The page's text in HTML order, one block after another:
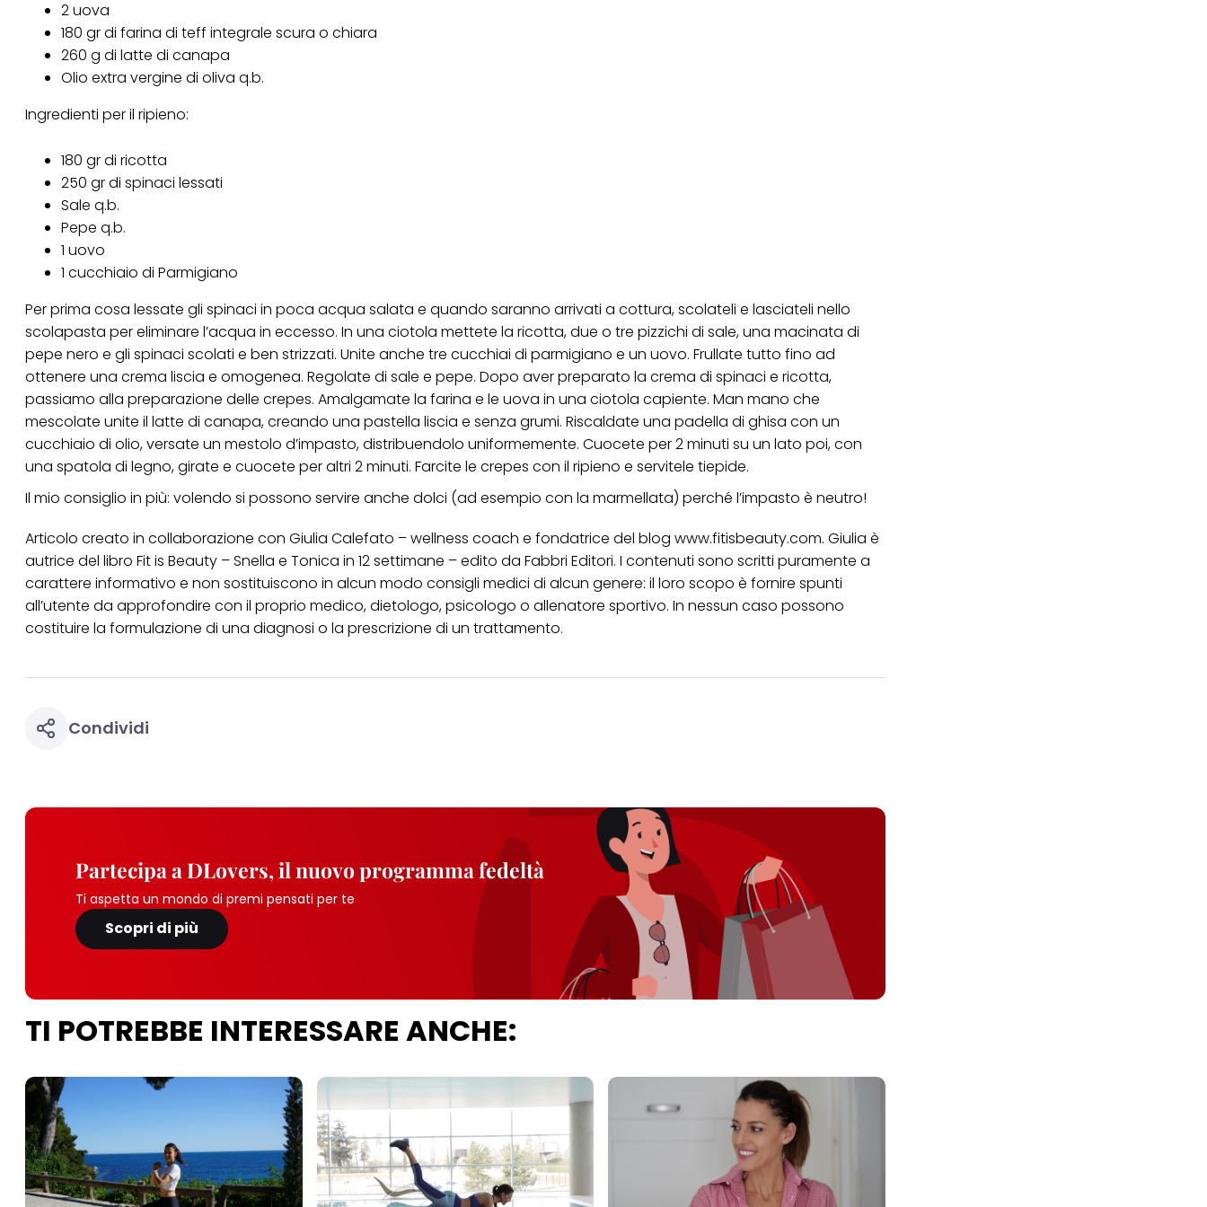
2 uova
180 gr di farina di teff integrale scura o chiara
260 g di latte di canapa
Olio extra vergine di oliva q.b.
Ingredienti per il ripieno:
180 gr di ricotta
250 gr di spinaci lessati
Sale q.b.
Pepe q.b.
1 uovo
1 cucchiaio di Parmigiano
Per prima cosa lessate gli spinaci in poca acqua salata e quando saranno arrivati a cottura, scolateli e lasciateli nello
scolapasta per eliminare l’acqua in eccesso. In una ciotola mettete la ricotta, due o tre pizzichi di sale, una macinata di
pepe nero e gli spinaci scolati e ben strizzati. Unite anche tre cucchiai di parmigiano e un uovo. Frullate tutto fino ad
ottenere una crema liscia e omogenea. Regolate di sale e pepe. Dopo aver preparato la crema di spinaci e ricotta,
passiamo alla preparazione delle crepes. Amalgamate la farina e le uova in una ciotola capiente. Man mano che
mescolate unite il latte di canapa, creando una pastella liscia e senza grumi. Riscaldate una padella di ghisa con un
cucchiaio di olio, versate un mestolo d’impasto, distribuendolo uniformemente. Cuocete per 2 minuti su un lato poi, con
una spatola di legno, girate e cuocete per altri 2 minuti. Farcite le crepes con il ripieno e servitele tiepide.
Il mio consiglio in più: volendo si possono servire anche dolci (ad esempio con la marmellata) perché l’impasto è neutro!
Articolo creato in collaborazione con Giulia Calefato – wellness coach e fondatrice del blog www.fitisbeauty.com. Giulia è
autrice del libro Fit is Beauty – Snella e Tonica in 12 settimane – edito da Fabbri Editori. I contenuti sono scritti puramente a
carattere informativo e non sostituiscono in alcun modo consigli medici di alcun genere: il loro scopo è fornire spunti
all’utente da approfondire con il proprio medico, dietologo, psicologo o allenatore sportivo. In nessun caso possono
costituire la formulazione di una diagnosi o la prescrizione di un trattamento.
Condividi
Partecipa a DLovers, il nuovo programma fedeltà
Ti aspetta un mondo di premi pensati per te
Scopri di più
TI POTREBBE INTERESSARE ANCHE:
per uno o più degli scopi sopra menzionati. Cliccando su "Accetta tutto", acconsenti all'uso dei cookie e al trattamento dei